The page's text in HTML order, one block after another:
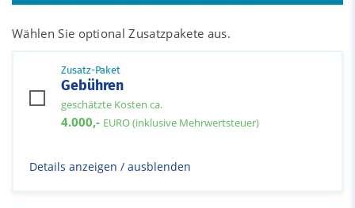
Wählen Sie optional Zusatzpakete aus.
Zusatz-Paket
Gebühren
geschätzte Kosten ca.
4.000,- EURO (inklusive Mehrwertsteuer)
Details anzeigen / ausblenden